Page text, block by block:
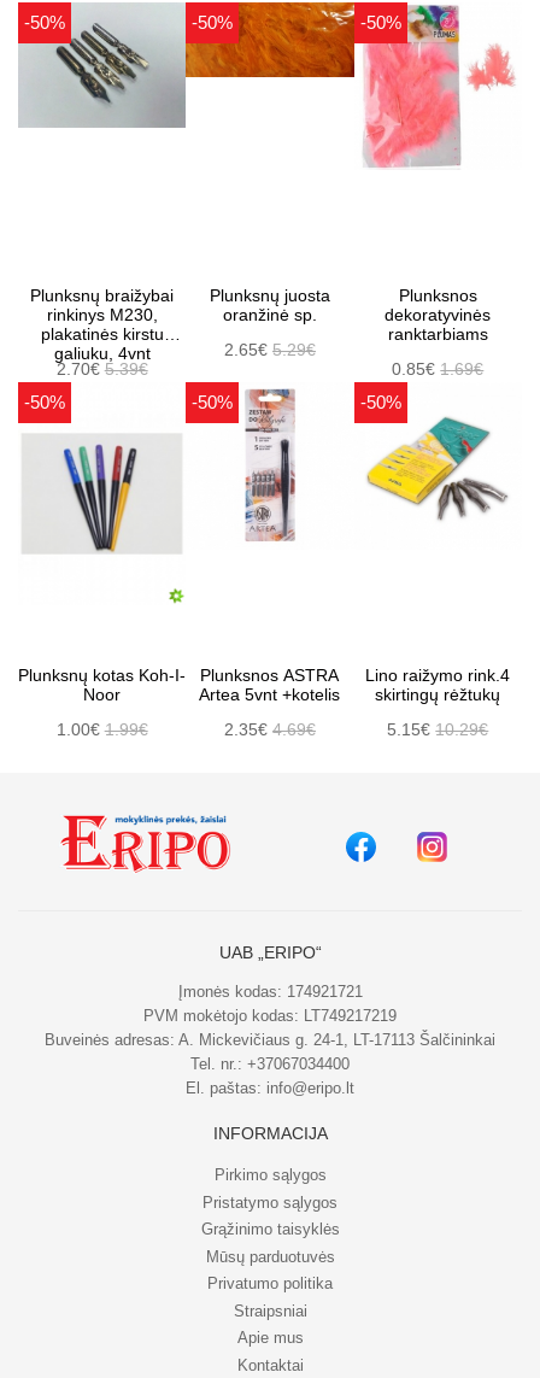
-50%
Plunksnų braižybai
rinkinys M230,
plakatinės kirstu
galiuku, 4vnt
2.70€5.39€
-50%
Plunksnų juosta
oranžinė sp.
2.65€ 5.29€
-50%
Plunksnos
dekoratyvinės
ranktarbiams
0.85€1.69€
-50%
Plunksnų kotas Koh-I-
Noor
1.00€1.99€
-50%
Plunksnos ASTRA
Artea 5vnt +kotelis
2.35€ 4.69€
-50%
Lino raižymo rink.4
skirtingų rėžtukų
5.15€10.29€
UAB „ERIPO“
Įmonės kodas: 174921721
PVM mokėtojo kodas: LT749217219
Buveinės adresas: A. Mickevičiaus g. 24-1, LT-17113 Šalčininkai
Tel. nr.: +37067034400
El. paštas: info@eripo.lt
INFORMACIJA
Pirkimo sąlygos
Pristatymo sąlygos
Grąžinimo taisyklės
Mūsų parduotuvės
Privatumo politika
Straipsniai
Apie mus
Kontaktai